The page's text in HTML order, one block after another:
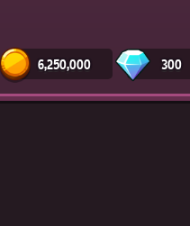
6,250,000 300